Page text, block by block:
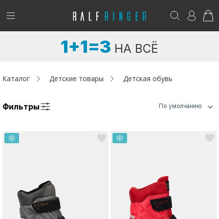
!
Женщинам
Акции / Новости
Адреса магазинов
Возникли вопросы? - club@ralf.ru
1+1=3 НА ВСЁ
Каталог Детские товары Детская обувь
Фильтры По умолчанию